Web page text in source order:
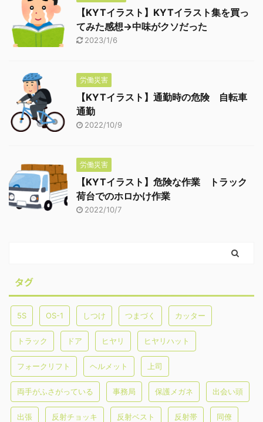
【KYTイラスト】KYTイラスト集を買っ
てみた感想→中味がクソだった
2023/1/6
労働災害
【KYTイラスト】通勤時の危険 自転車
通勤
2022/10/9
労働災害
【KYTイラスト】危険な作業 トラック
荷台でのホロかけ作業
2022/10/7
タグ
5S OS-1 しつけ つまづく カッター
トラック ドア ヒヤリ ヒヤリハット
フォークリフト ヘルメット 上司
両手がふさがっている 事務局 保護メガネ 出会い頭
出張 反射チョッキ 反射ベスト 反射帯 同僚